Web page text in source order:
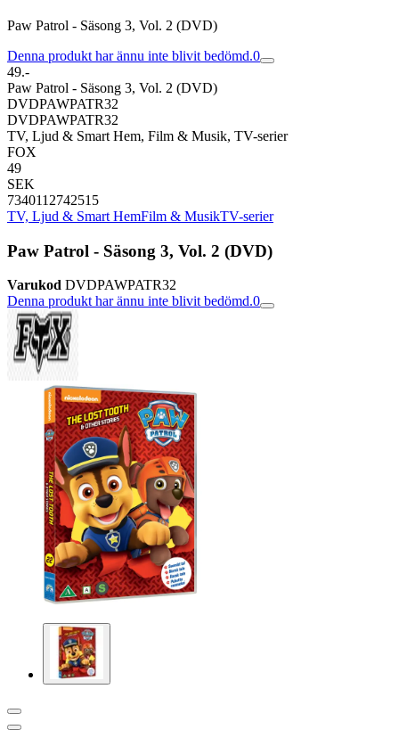
Paw Patrol - Säsong 3, Vol. 2 (DVD)
Denna produkt har ännu inte blivit bedömd.0
49.-
Paw Patrol - Säsong 3, Vol. 2 (DVD)
DVDPAWPATR32
DVDPAWPATR32
TV, Ljud & Smart Hem, Film & Musik, TV-serier
FOX
49
SEK
7340112742515
TV, Ljud & Smart HemFilm & MusikTV-serier
Paw Patrol - Säsong 3, Vol. 2 (DVD)
Varukod DVDPAWPATR32
Denna produkt har ännu inte blivit bedömd.0